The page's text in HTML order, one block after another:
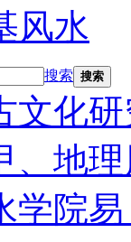
风水
搜索 搜索
文化
、地
学院